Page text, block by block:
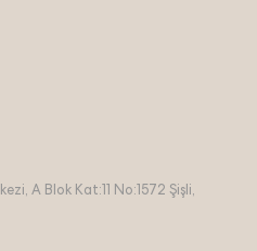
A Blok Kat:11 No:1572 Şişli,